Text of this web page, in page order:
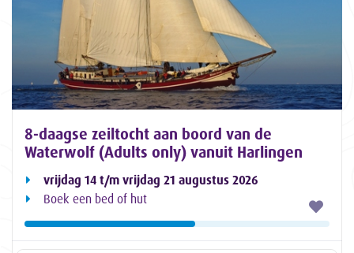
8-daagse zeiltocht aan boord van de
Waterwolf (Adults only) vanuit Harlingen
vrijdag 14 t/m vrijdag 21 augustus 2026
Boek een bed of hut